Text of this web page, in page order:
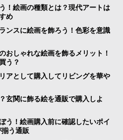
！絵画の種類とは？現代アートは
め
ンスに絵画を飾ろう！色彩を意識
おしゃれな絵画を飾るメリット！
う？
アとして購入してリビングを華や
玄関に飾る絵を通販で購入しよ
う！絵画購入前に確認したいポイ
う通販